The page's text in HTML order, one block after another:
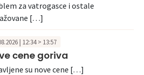
za vatrogasce i ostale
[…]
| 12:34 > 13:57
cene goriva
su nove cene […]